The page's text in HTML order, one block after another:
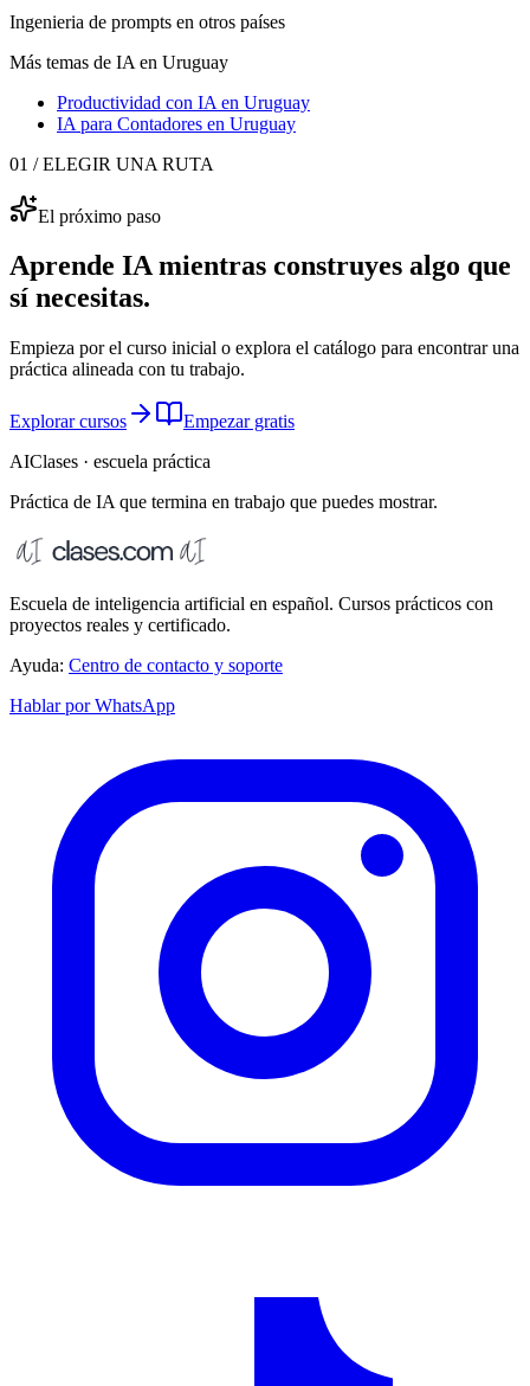
Ingenieria de prompts en otros países
Más temas de IA en Uruguay
Productividad con IA en Uruguay
IA para Contadores en Uruguay
01 / ELEGIR UNA RUTA
El próximo paso
Aprende IA mientras construyes algo que
sí necesitas.
Empieza por el curso inicial o explora el catálogo para encontrar una
práctica alineada con tu trabajo.
Explorar cursos
Empezar gratis
AIClases · escuela práctica
Práctica de IA que termina en trabajo que puedes mostrar.
Escuela de inteligencia artificial en español. Cursos prácticos con
proyectos reales y certificado.
Ayuda: Centro de contacto y soporte
Hablar por WhatsApp